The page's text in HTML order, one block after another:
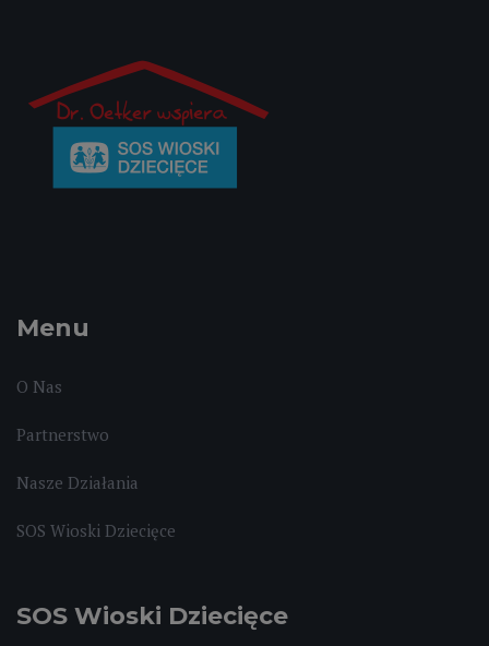
Menu
O Nas
Partnerstwo
Nasze Działania
SOS Wioski Dziecięce
SOS Wioski Dziecięce